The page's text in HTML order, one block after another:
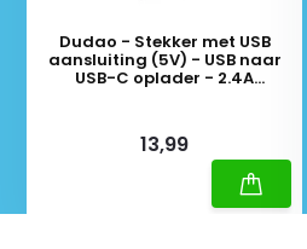
Dudao - Stekker met USB
aansluiting (5V) - USB naar
USB-C oplader - 2.4A
13,99